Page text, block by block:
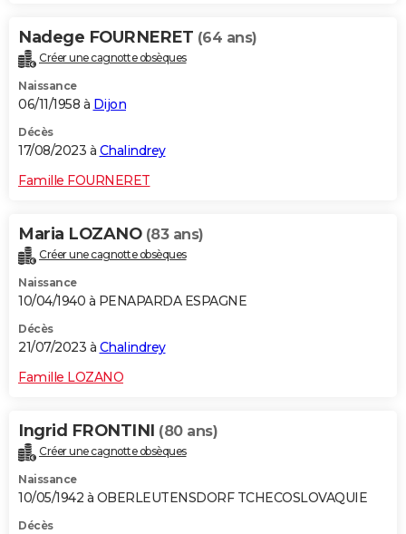
Nadege FOURNERET (64 ans)
Créer une cagnotte obsèques
Naissance
06/11/1958 à Dijon
Décès
17/08/2023 à Chalindrey
Famille FOURNERET
Maria LOZANO (83 ans)
Créer une cagnotte obsèques
Naissance
10/04/1940 à PENAPARDA ESPAGNE
Décès
21/07/2023 à Chalindrey
Famille LOZANO
Ingrid FRONTINI (80 ans)
Créer une cagnotte obsèques
Naissance
10/05/1942 à OBERLEUTENSDORF TCHECOSLOVAQUIE
Décès